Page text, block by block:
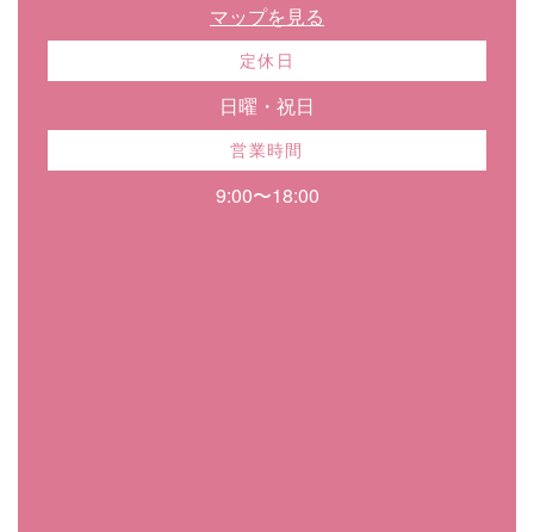
マップを見る
定休日
日曜・祝日
営業時間
9:00〜18:00